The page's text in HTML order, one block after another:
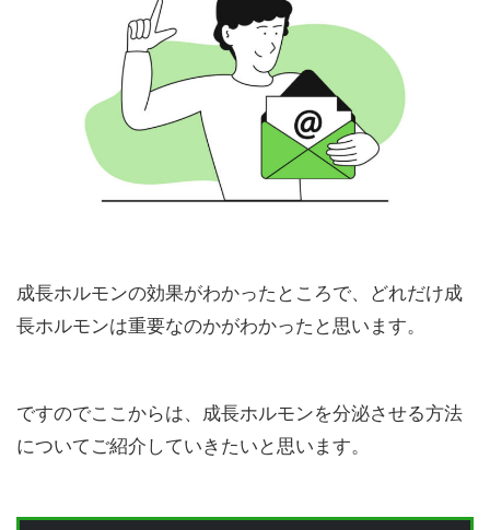
成長ホルモンの効果がわかったところで、どれだけ成
長ホルモンは重要なのかがわかったと思います。
ですのでここからは、成長ホルモンを分泌させる方法
についてご紹介していきたいと思います。